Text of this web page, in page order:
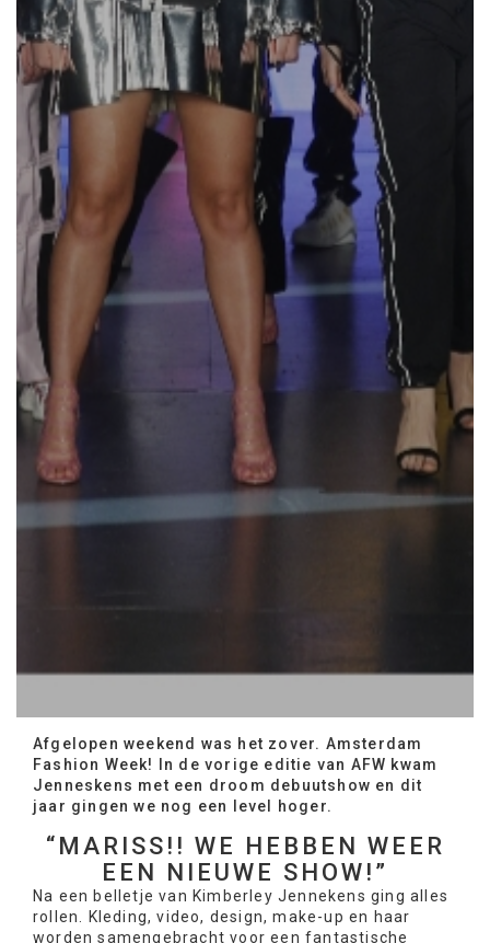
Afgelopen weekend was het zover. Amsterdam
Fashion Week! In de vorige editie van AFW kwam
Jenneskens met een droom debuutshow en dit
jaar gingen we nog een level hoger.
“MARISS!! WE HEBBEN WEER
EEN NIEUWE SHOW!”
Na een belletje van Kimberley Jennekens ging alles
rollen. Kleding, video, design, make-up en haar
worden samengebracht voor een fantastische